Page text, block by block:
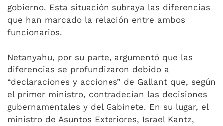
gobierno. Esta situación subraya las diferencias
que han marcado la relación entre ambos
funcionarios.
Netanyahu, por su parte, argumentó que las
diferencias se profundizaron debido a
“declaraciones y acciones” de Gallant que, según
el primer ministro, contradecían las decisiones
gubernamentales y del Gabinete. En su lugar, el
ministro de Asuntos Exteriores, Israel Kantz,